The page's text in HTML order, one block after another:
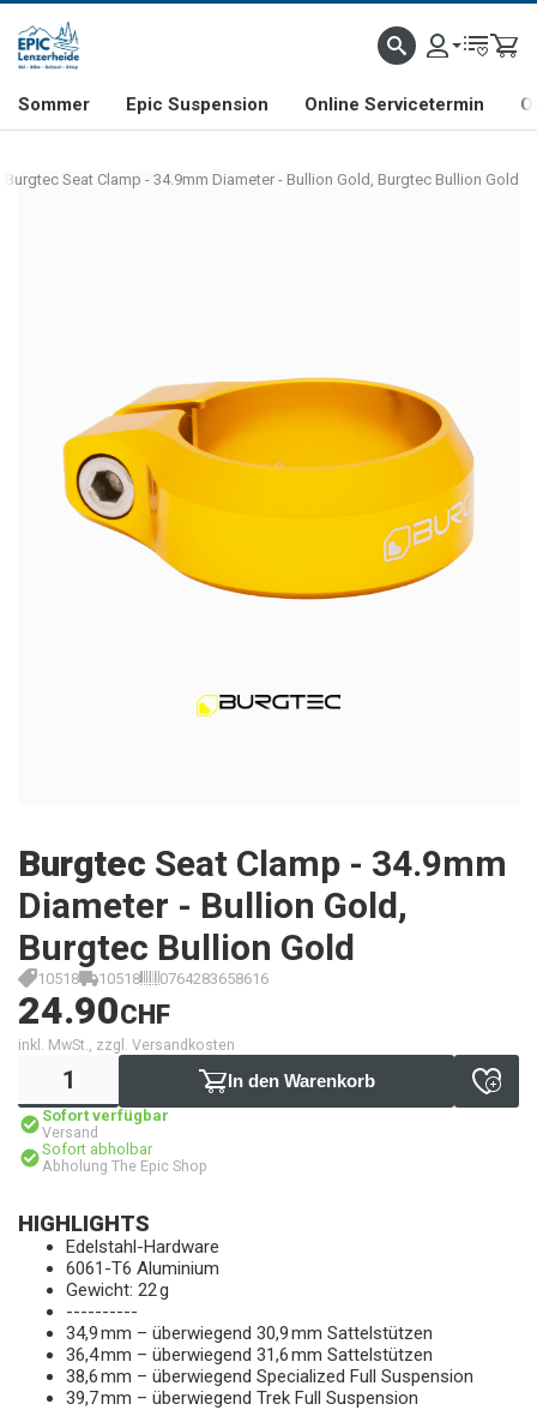
& FREERIDE-SPEZIALIST SCHWEIZER FIRMA SHOP & SHOWROOM IN
Sommer Epic Suspension Online Servicetermin
Burgtec Seat Clamp - 34.9mm Diameter - Bullion Gold, Burgtec Bullion Gold
Burgtec Seat Clamp - 34.9mm
Diameter - Bullion Gold,
Burgtec Bullion Gold
10518 10518 0764283658616
24.90CHF
inkl. MwSt., zzgl. Versandkosten
In den Warenkorb
Sofort verfügbar
Versand
Sofort abholbar
Abholung The Epic Shop
HIGHLIGHTS
Edelstahl-Hardware
6061-T6 Aluminium
Gewicht: 22 g
----------
34,9 mm – überwiegend 30,9 mm Sattelstützen
36,4 mm – überwiegend 31,6 mm Sattelstützen
38,6 mm – überwiegend Specialized Full Suspension
39,7 mm – überwiegend Trek Full Suspension